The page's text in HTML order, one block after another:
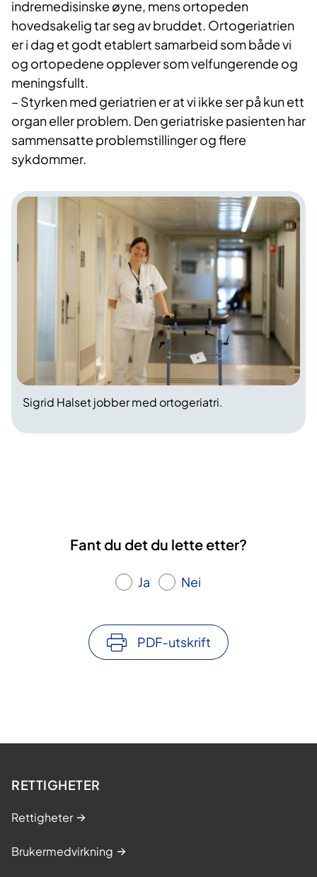
indremedisinske øyne, mens ortopeden
hovedsakelig tar seg av bruddet. Ortogeriatrien
er i dag et godt etablert samarbeid som både vi
og ortopedene opplever som velfungerende og
meningsfullt.
– Styrken med geriatrien er at vi ikke ser på kun ett
organ eller problem. Den geriatriske pasienten har
sammensatte problemstillinger og flere
sykdommer.
Sigrid Halset jobber med ortogeriatri.
Fant du det du lette etter?
Ja Nei
PDF-utskrift
RETTIGHETER
Rettigheter
Brukermedvirkning